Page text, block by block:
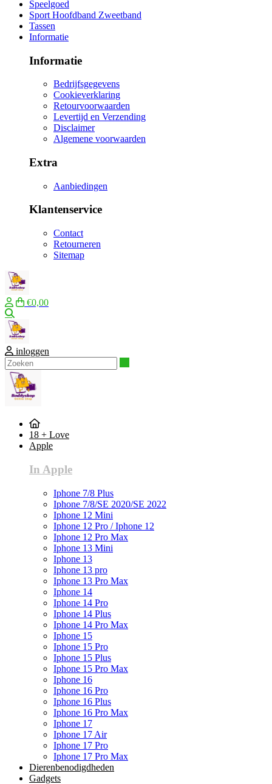
Speelgoed
Sport Hoofdband Zweetband
Tassen
Informatie
Informatie
Bedrijfsgegevens
Cookieverklaring
Retourvoorwaarden
Levertijd en Verzending
Disclaimer
Algemene voorwaarden
Extra
Aanbiedingen
Klantenservice
Contact
Retourneren
Sitemap
€0,00
inloggen
18 + Love
Apple
In Apple
Iphone 7/8 Plus
Iphone 7/8/SE 2020/SE 2022
Iphone 12 Mini
Iphone 12 Pro / Iphone 12
Iphone 12 Pro Max
Iphone 13 Mini
Iphone 13
Iphone 13 pro
Iphone 13 Pro Max
Iphone 14
Iphone 14 Pro
Iphone 14 Plus
Iphone 14 Pro Max
Iphone 15
Iphone 15 Pro
Iphone 15 Plus
Iphone 15 Pro Max
Iphone 16
Iphone 16 Pro
Iphone 16 Plus
Iphone 16 Pro Max
Iphone 17
Iphone 17 Air
Iphone 17 Pro
Iphone 17 Pro Max
Dierenbenodigdheden
Gadgets